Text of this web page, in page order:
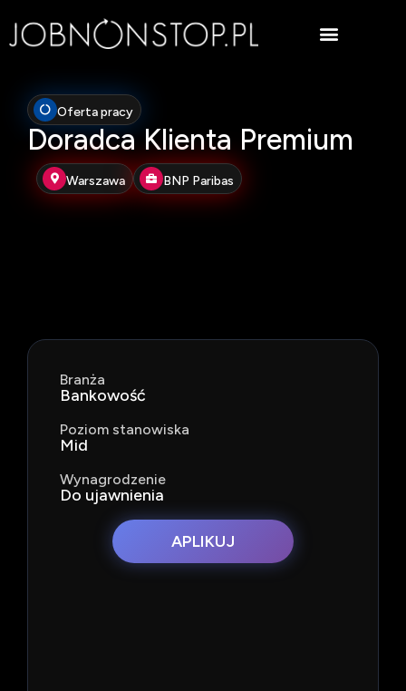
Oferta pracy
Doradca Klienta Premium
Warszawa BNP Paribas
Branża
Bankowość
Poziom stanowiska
Mid
Wynagrodzenie
Do ujawnienia
APLIKUJ